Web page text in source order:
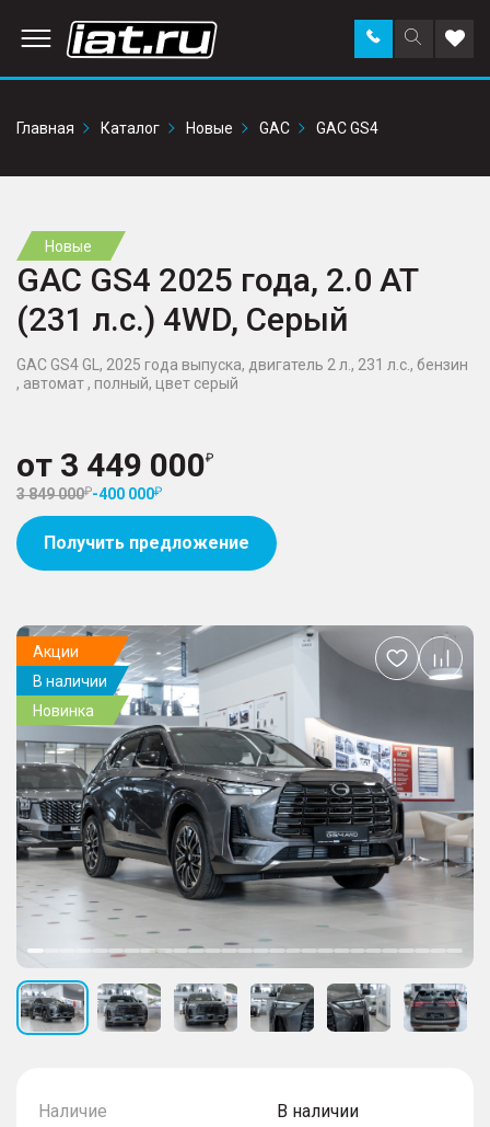
Поиск
по
Заказать
звонок в
Главная
Каталог Новые GAC GAC GS4
Новые
GAC GS4 2025 года, 2.0 AT
(231 л.с.) 4WD, Серый
GAC GS4 GL, 2025 года выпуска, двигатель 2 л., 231 л.с., бензин
, автомат , полный, цвет серый
от 3 449 000
3 849 000 -400 000
Получить предложение
Наличие В наличии
Акции
В наличии
Новинка
Добавить
в